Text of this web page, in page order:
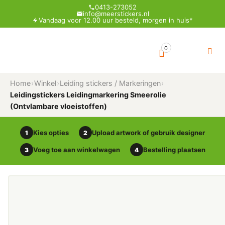
0413-273052
info@meerstickers.nl
Vandaag voor 12.00 uur besteld, morgen in huis*
0
Home›Winkel›Leiding stickers / Markeringen›
Leidingstickers Leidingmarkering Smeerolie
(Ontvlambare vloeistoffen)
1 Kies opties 2 Upload artwork of gebruik designer
3 Voeg toe aan winkelwagen 4 Bestelling plaatsen